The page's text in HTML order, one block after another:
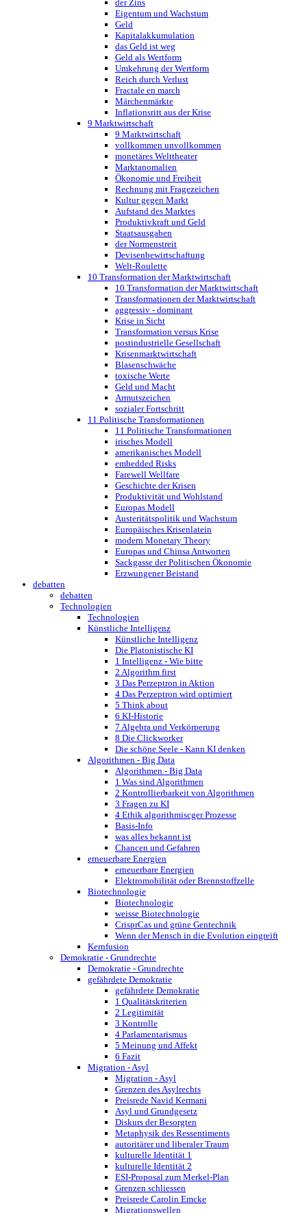
der Zins
Eigentum und Wachstum
Geld
Kapitalakkumulation
das Geld ist weg
Geld als Wertform
Umkehrung der Wertform
Reich durch Verlust
Fractale en march
Märchenmärkte
Inflationsritt aus der Krise
9 Marktwirtschaft
9 Marktwirtschaft
vollkommen unvollkommen
monetäres Welttheater
Marktanomalien
Ökonomie und Freiheit
Rechnung mit Fragezeichen
Kultur gegen Markt
Aufstand des Marktes
Produktivkraft und Geld
Staatsausgaben
der Normenstreit
Devisenbewirtschaftung
Welt-Roulette
10 Transformation der Marktwirtschaft
10 Transformation der Marktwirtschaft
Transformationen der Marktwirtschaft
aggressiv - dominant
Krise in Sicht
Transformation versus Krise
postindustrielle Gesellschaft
Krisenmarktwirtschaft
Blasenschwäche
toxische Werte
Geld und Macht
Armutszeichen
sozialer Fortschritt
11 Politische Transformationen
11 Politische Transformationen
irisches Modell
amerikanisches Modell
embedded Risks
Farewell Wellfare
Geschichte der Krisen
Produktivität und Wohlstand
Europas Modell
Austeritätspolitik und Wachstum
Europäisches Krisenlatein
modern Monetary Theory
Europas und Chinsa Antworten
Sackgasse der Politischen Ökonomie
Erzwungener Beistand
debatten
debatten
Technologien
Technologien
Künstliche Intelligenz
Künstliche Intelligenz
Die Platonistische KI
1 Intelligenz - Wie bitte
2 Algorithm first
3 Das Perzeptron in Aktion
4 Das Perzeptron wird optimiert
5 Think about
6 KI-Historie
7 Algebra und Verkörperung
8 Die Clickworker
Die schöne Seele - Kann KI denken
Algorithmen - Big Data
Algorithmen - Big Data
1 Was sind Algorithmen
2 Kontrollierbarkeit von Algorithmen
3 Fragen zu KI
4 Ethik algorithmiscger Prozesse
Basis-Info
was alles bekannt ist
Chancen und Gefahren
erneuerbare Energien
erneuerbare Energien
Elektromobilität oder Brennstoffzelle
Biotechnologie
Biotechnologie
weisse Biotechnologie
CrisprCas und grüne Gentechnik
Wenn der Mensch in die Evolution eingreift
Kernfusion
Demokratie - Grundrechte
Demokratie - Grundrechte
gefährdete Demokratie
gefährdete Demokratie
1 Qualitätskriterien
2 Legitimität
3 Kontrolle
4 Parlamentarismus
5 Meinung und Affekt
6 Fazit
Migration - Asyl
Migration - Asyl
Grenzen des Asylrechts
Preisrede Navid Kermani
Asyl und Grundgesetz
Diskurs der Besorgten
Metaphysik des Ressentiments
autoritärer und liberaler Traum
kulturelle Identität 1
kulturelle Identität 2
ESI-Proposal zum Merkel-Plan
Grenzen schliessen
Preisrede Carolin Emcke
Migrationswellen